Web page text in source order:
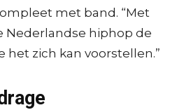
met band. “Met
Nederlandse hiphop de
het zich kan voorstellen.”